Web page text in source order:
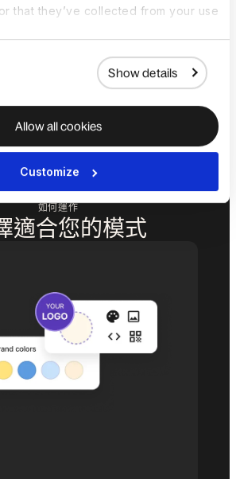
that they’ve collected from your use
Show details
Allow all cookies
Customize
基礎
造為可靠性與掌控而打造的
如何運作
適合您的模式